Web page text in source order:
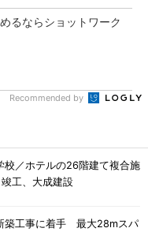
るならショットワーク
Recommended by
校／ホテルの26階建て複合施
工、大成建設
築工事に着手 最大28mスパ